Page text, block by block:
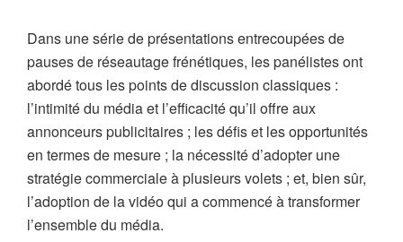
Dans une série de présentations entrecoupées de
pauses de réseautage frénétiques, les panélistes ont
abordé tous les points de discussion classiques :
l’intimité du média et l’efficacité qu’il offre aux
annonceurs publicitaires ; les défis et les opportunités
en termes de mesure ; la nécessité d’adopter une
stratégie commerciale à plusieurs volets ; et, bien sûr,
l’adoption de la vidéo qui a commencé à transformer
l’ensemble du média.